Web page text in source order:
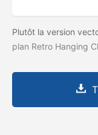
Plutôt la version
plan Retro Hanging